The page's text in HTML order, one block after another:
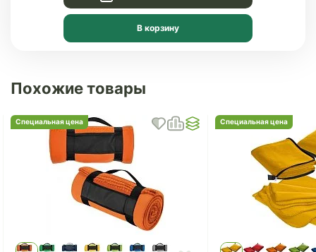
В корзину
Похожие товары
Специальная цена Специальная цена